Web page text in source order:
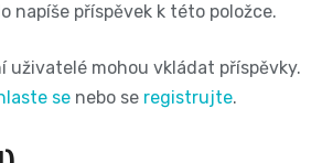
napíše příspěvek k této položce.
uživatelé mohou vkládat příspěvky.
senebo se registrujte.